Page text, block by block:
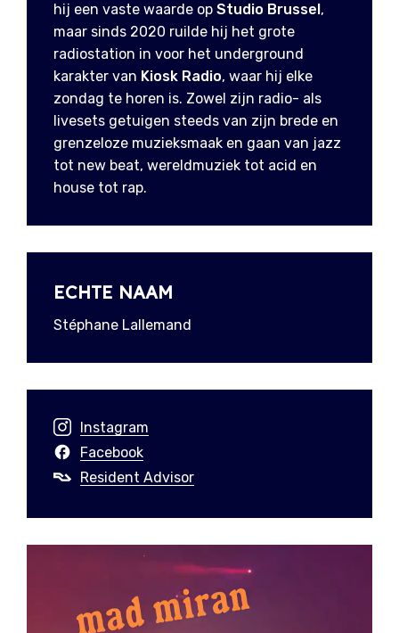
hij een vaste waarde op Studio Brussel,
maar sinds 2020 ruilde hij het grote
radiostation in voor het underground
karakter van Kiosk Radio, waar hij elke
zondag te horen is. Zowel zijn radio- als
livesets getuigen steeds van zijn brede en
grenzeloze muzieksmaak en gaan van jazz
tot new beat, wereldmuziek tot acid en
house tot rap.
ECHTE NAAM
Stéphane Lallemand
Instagram
Facebook
Resident Advisor